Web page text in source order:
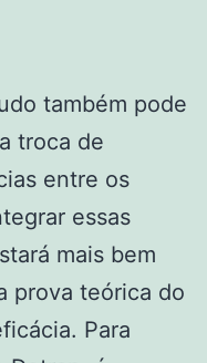
também pode
troca de
entre os
essas
mais bem
prova teórica do
Para